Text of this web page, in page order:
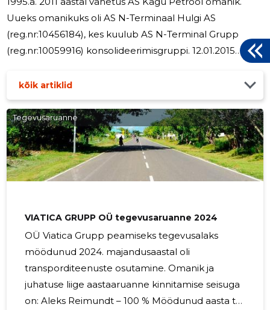
Uueks omanikuks oli AS N-Terminaal Hulgi AS
(reg.nr:10456184), kes kuulub AS N-Terminal Grupp
(reg.nr:10059916) konsolideerimisgruppi. 12.01.2015
100%.Uueks omanikuks on ALV Kinnisvara OÜ. Ettevõtte
2025 majandusaasta peamiseks tegevusaladeks olid
vedelkütuse hulgimüük koos kohaleveoga. 2025
majandusaasta põhiliseks ülesandeks oli olemasoleva
kliendibaasi säilitamine ja kindlustamine. 2025
majandusaastal säilitati olemasolev kliendibaas.
kõik artiklid
Tegevusaruanne
VIATICA GRUPP OÜ tegevusaruanne 2024
OÜ Viatica Grupp peamiseks tegevusalaks
möödunud 2024. majandusaastal oli
transporditeenuste osutamine. Omanik ja
juhatuse liige aastaaruanne kinnitamise seisuga
on: Aleks Reimundt – 100 % Möödunud aasta tõi